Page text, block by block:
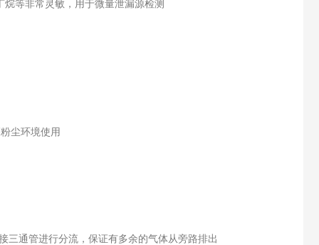
等非常灵敏，用于微量泄漏源检测
尘环境使用
三通管进行分流，保证有多余的气体从旁路排出